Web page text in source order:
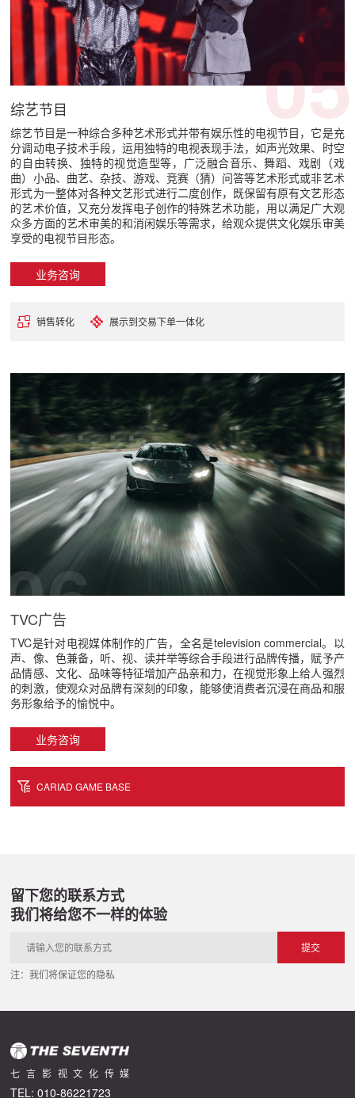
05
综艺节目
综艺节目是一种综合多种艺术形式并带有娱乐性的电视节目，它是充
分调动电子技术手段，运用独特的电视表现手法，如声光效果、时空
的自由转换、独特的视觉造型等，广泛融合音乐、舞蹈、戏剧（戏
曲）小品、曲艺、杂技、游戏、竞赛（猜）问答等艺术形式或非艺术
形式为一整体对各种文艺形式进行二度创作，既保留有原有文艺形态
的艺术价值，又充分发挥电子创作的特殊艺术功能，用以满足广大观
众多方面的艺术审美的和消闲娱乐等需求，给观众提供文化娱乐审美
享受的电视节目形态。
业务咨询
销售转化 展示到交易下单一体化
06
TVC广告
TVC是针对电视媒体制作的广告，全名是television commercial。以
声、像、色兼备，听、视、读并举等综合手段进行品牌传播，赋予产
品情感、文化、品味等特征增加产品亲和力，在视觉形象上给人强烈
的刺激，使观众对品牌有深刻的印象，能够使消费者沉浸在商品和服
务形象给予的愉悦中。
业务咨询
CARIAD GAME BASE
留下您的联系方式
我们将给您不一样的体验
注：我们将保证您的隐私
七言影视文化传媒
TEL: 010-86221723